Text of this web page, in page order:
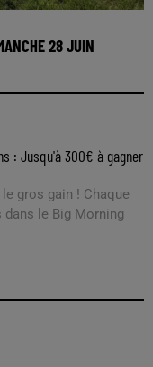
28 JUIN
: Jusqu'à 300€ à gagner
gros gain ! Chaque
dans le Big Morning